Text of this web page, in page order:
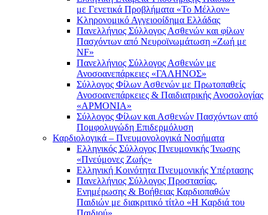
με Γενετικά Προβλήματα «Το Μέλλον»
Κληρονομικό Αγγειοοίδημα Ελλάδας
Πανελλήνιος Σύλλογος Ασθενών και φίλων
Πασχόντων από Νευροϊνωμάτωση «Ζωή με
NF»
Πανελλήνιος Σύλλογος Ασθενών με
Ανοσοανεπάρκειες «ΓΑΛΗΝΟΣ»
Σύλλογος Φίλων Ασθενών με Πρωτοπαθείς
Ανοσοανεπάρκειες & Παιδιατρικής Ανοσολογίας
«ΑΡΜΟΝΙΑ»
Σύλλογος Φίλων και Ασθενών Πασχόντων από
Πομφολυγώδη Επιδερμόλυση
Καρδιολογικά – Πνευμονολογικά Νοσήματα
Ελληνικός Σύλλογος Πνευμονικής Ίνωσης
«Πνεύμονες Ζωής»
Ελληνική Κοινότητα Πνευμονικής Υπέρτασης
Πανελλήνιος Σύλλογος Προστασίας,
Ενημέρωσης & Βοήθειας Καρδιοπαθών
Παιδιών με διακριτικό τίτλο «Η Καρδιά του
Παιδιού»